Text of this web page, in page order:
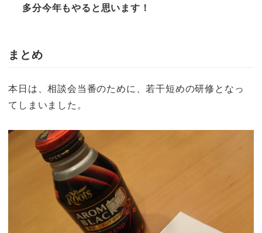
多分今年もやると思います！
まとめ
本日は、相談会当番のために、若干短めの研修となっ
てしまいました。